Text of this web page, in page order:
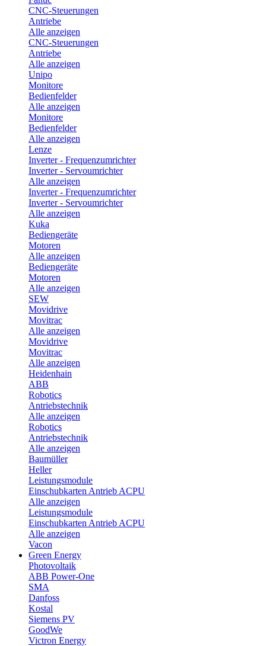
CNC-Steuerungen
Antriebe
Alle anzeigen
CNC-Steuerungen
Antriebe
Alle anzeigen
Unipo
Monitore
Bedienfelder
Alle anzeigen
Monitore
Bedienfelder
Alle anzeigen
Lenze
Inverter - Frequenzumrichter
Inverter - Servoumrichter
Alle anzeigen
Inverter - Frequenzumrichter
Inverter - Servoumrichter
Alle anzeigen
Kuka
Bediengeräte
Motoren
Alle anzeigen
Bediengeräte
Motoren
Alle anzeigen
SEW
Movidrive
Movitrac
Alle anzeigen
Movidrive
Movitrac
Alle anzeigen
Heidenhain
ABB
Robotics
Antriebstechnik
Alle anzeigen
Robotics
Antriebstechnik
Alle anzeigen
Baumüller
Heller
Leistungsmodule
Einschubkarten Antrieb ACPU
Alle anzeigen
Leistungsmodule
Einschubkarten Antrieb ACPU
Alle anzeigen
Vacon
Green Energy
Photovoltaik
ABB Power-One
SMA
Danfoss
Kostal
Siemens PV
GoodWe
Victron Energy